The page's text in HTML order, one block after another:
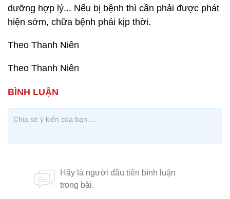
dưỡng hợp lý... Nếu bị bệnh thì cần phải được phát
hiện sớm, chữa bệnh phải kịp thời.
Theo Thanh Niên
Theo Thanh Niên